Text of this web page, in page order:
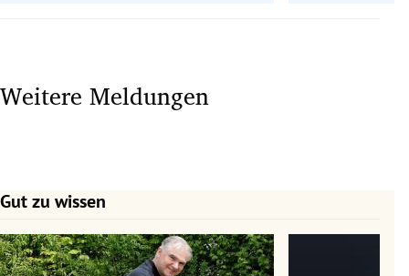
Weitere Meldungen
Gut zu wissen
Slide 1 von 7